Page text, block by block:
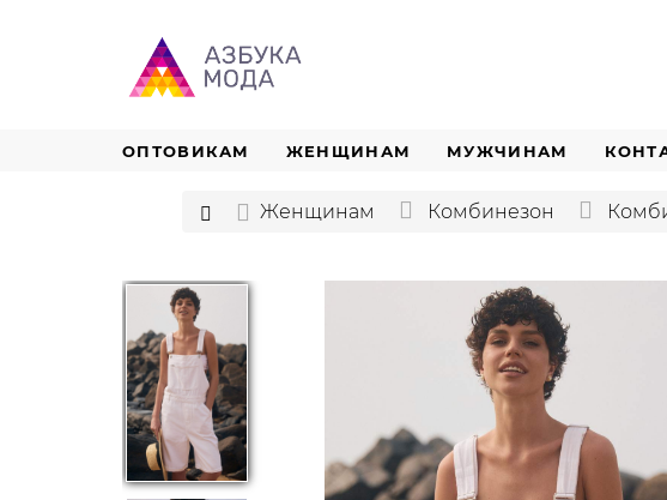
ОПТОВИКАМ ЖЕНЩИНАМ МУЖЧИНАМ
Женщинам Комбинезон